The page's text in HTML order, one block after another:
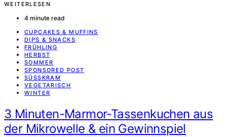
WEITERLESEN
4 minute read
CUPCAKES & MUFFINS
DIPS & SNACKS
FRÜHLING
HERBST
SOMMER
SPONSORED POST
SÜSSKRAM
VEGETARISCH
WINTER
3 Minuten-Marmor-Tassenkuchen aus
der Mikrowelle & ein Gewinnspiel